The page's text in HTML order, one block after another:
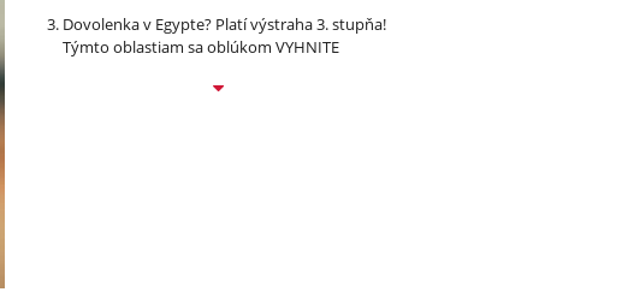
Dovolenka v Egypte? Platí výstraha 3. stupňa!
Týmto oblastiam sa oblúkom VYHNITE